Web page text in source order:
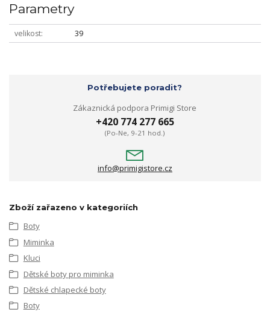
Parametry
velikost 39
Potřebujete poradit?
Zákaznická podpora Primigi Store
+420 774 277 665
(Po-Ne, 9-21 hod.)
info@primigistore.cz
Zboží zařazeno v kategoriích
Boty
Miminka
Kluci
Dětské boty pro miminka
Dětské chlapecké boty
Boty